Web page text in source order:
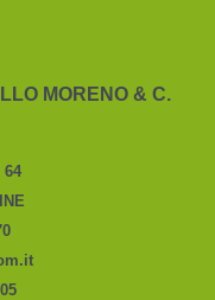
MORENO & C.
64